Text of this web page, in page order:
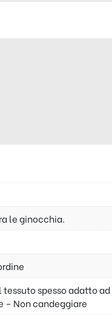
le ginocchia.
tessuto spesso adatto
– Non candeggiare